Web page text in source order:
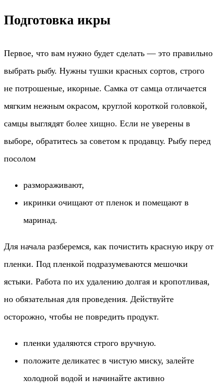
Подготовка икры
Первое, что вам нужно будет сделать — это правильно
выбрать рыбу. Нужны тушки красных сортов, строго
не потрошеные, икорные. Самка от самца отличается
мягким нежным окрасом, круглой короткой головкой,
самцы выглядят более хищно. Если не уверены в
выборе, обратитесь за советом к продавцу. Рыбу перед
посолом
размораживают,
икринки очищают от пленок и помещают в
маринад.
Для начала разберемся, как почистить красную икру от
пленки. Под пленкой подразумеваются мешочки
ястыки. Работа по их удалению долгая и кропотливая,
но обязательная для проведения. Действуйте
осторожно, чтобы не повредить продукт.
пленки удаляются строго вручную.
положите деликатес в чистую миску, залейте
холодной водой и начинайте активно